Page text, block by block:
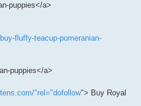
puppies</a>
fluffy-teacup-pomeranian-
puppies</a>
"rel="dofollow"> Buy Royal